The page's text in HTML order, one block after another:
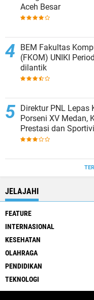
Aceh Besar
BEM Fakultas
(FKOM) UNIKI Periode 2025/2026
dilantik
Direktur PNL Lepas
Porseni XV Medan,
Prestasi dan
JELAJAHI
FEATURE
INTERNASIONAL
KESEHATAN
OLAHRAGA
PENDIDIKAN
TEKNOLOGI